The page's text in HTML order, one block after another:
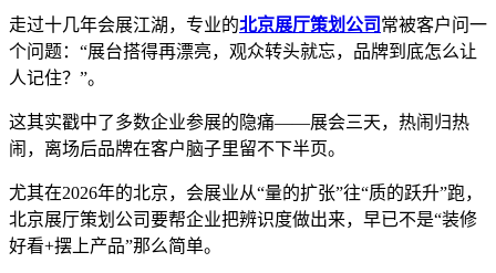
走过十几年会展江湖，专业的北京展厅策划公司 常被客户问一
个问题：“展台搭得再漂亮，观众转头就忘，品牌到底怎么让
人记住？”。
这其实戳中了多数企业参展的隐痛——展会三天，热闹归热
闹，离场后品牌在客户脑子里留不下半页。
尤其在2026年的北京，会展业从“量的扩张”往“质的跃升”跑，
北京展厅策划公司要帮企业把辨识度做出来，早已不是“装修
好看+摆上产品”那么简单。